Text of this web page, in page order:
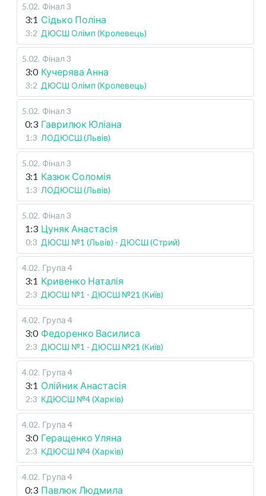
5.02. Фінал 3
3:1 Сідько Поліна
3:2 ДЮСШ Олімп (Кролевець)
5.02. Фінал 3
3:0 Кучерява Анна
3:2 ДЮСШ Олімп (Кролевець)
5.02. Фінал 3
0:3 Гаврилюк Юліана
1:3 ЛОДЮСШ (Львів)
5.02. Фінал 3
3:1 Казюк Соломія
1:3 ЛОДЮСШ (Львів)
5.02. Фінал 3
1:3 Цуняк Анастасія
0:3 ДЮСШ №1 (Львів) - ДЮСШ (Стрий)
4.02. Група 4
3:1 Кривенко Наталія
2:3 ДЮСШ №1 - ДЮСШ №21 (Київ)
4.02. Група 4
3:0 Федоренко Василиса
2:3 ДЮСШ №1 - ДЮСШ №21 (Київ)
4.02. Група 4
3:1 Олійник Анастасія
2:3 КДЮСШ №4 (Харків)
4.02. Група 4
3:0 Геращенко Уляна
2:3 КДЮСШ №4 (Харків)
4.02. Група 4
0:3 Павлюк Людмила